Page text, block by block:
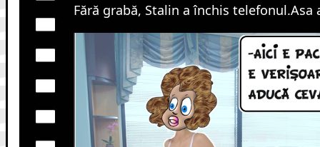
Fără grabă, Stalin a închis